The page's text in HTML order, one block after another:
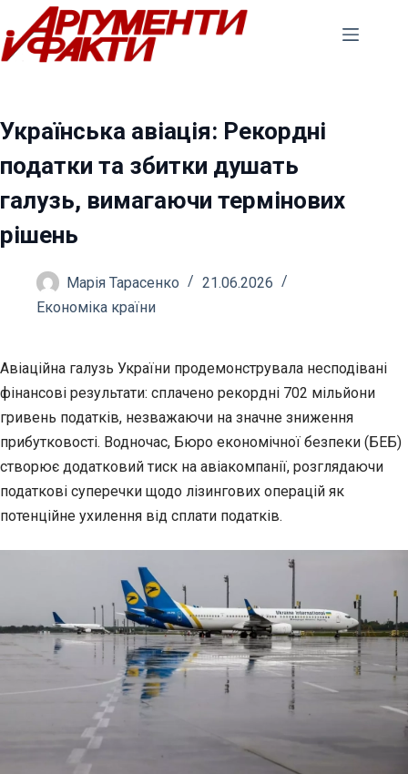
Перейти
до
вмісту
Українська авіація: Рекордні
податки та збитки душать
галузь, вимагаючи термінових
рішень
Марія Тарасенко
21.06.2026
Економіка країни
Авіаційна галузь України продемонструвала несподівані
фінансові результати: сплачено рекордні 702 мільйони
гривень податків, незважаючи на значне зниження
прибутковості. Водночас, Бюро економічної безпеки (БЕБ)
створює додатковий тиск на авіакомпанії, розглядаючи
податкові суперечки щодо лізингових операцій як
потенційне ухилення від сплати податків.